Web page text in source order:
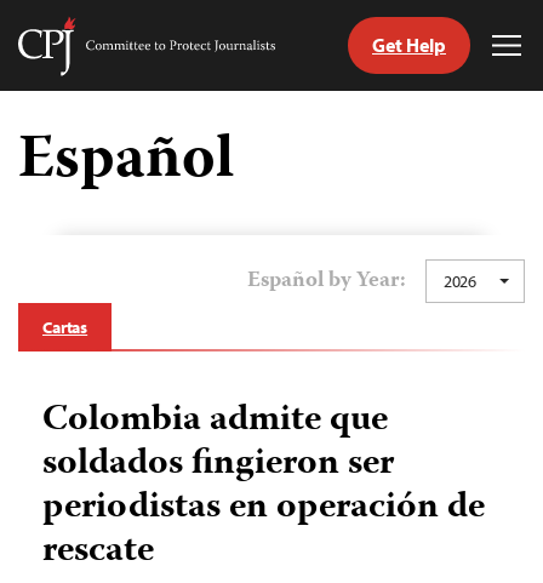
Skip
content
Committee
Journalists
Get Help
Español
Español by Year: 2026
Cartas
Colombia admite que
soldados fingieron ser
periodistas en operación de
rescate